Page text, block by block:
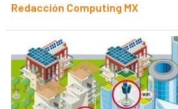
Redacción Computing MX